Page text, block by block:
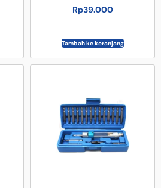
Rp39.000
Tambah ke keranjang